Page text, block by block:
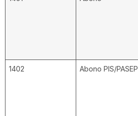
1402 Abono PIS/PASEP